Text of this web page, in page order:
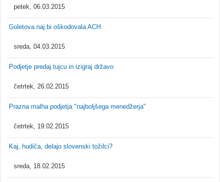
petek, 06.03.2015
Goletova naj bi oškodovala ACH
sreda, 04.03.2015
Podjetje predaj tujcu in izigraj državo
četrtek, 26.02.2015
Prazna malha podjetja "najboljšega menedžerja"
četrtek, 19.02.2015
Kaj, hudiča, delajo slovenski tožilci?
sreda, 18.02.2015